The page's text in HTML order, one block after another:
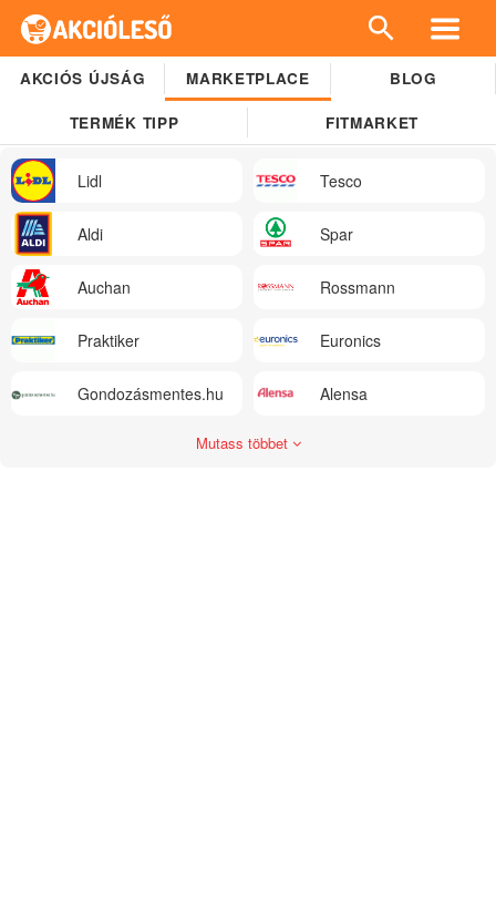
AKCIÓS ÚJSÁG MARKETPLACE BLOG
TERMÉK TIPP FITMARKET
Lidl Tesco
Aldi Spar
Auchan Rossmann
Praktiker Euronics
Gondozásmentes.hu Alensa
Mutass többet